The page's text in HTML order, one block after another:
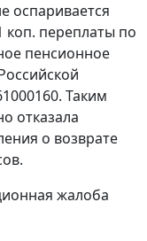
оспаривается
коп. переплаты по
пенсионное
Таким
отказала
о возврате
жалоба